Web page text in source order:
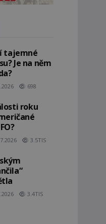
tajemné
Je na něm
698
roku
3.5TIS
3.4TIS